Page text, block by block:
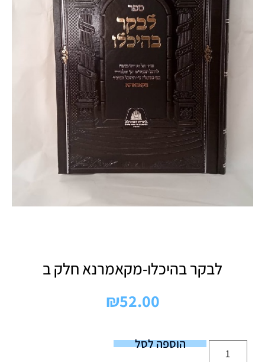
לבקר בהיכלו-מקאמרנא חלק ב
₪52.00
הוספה לסל